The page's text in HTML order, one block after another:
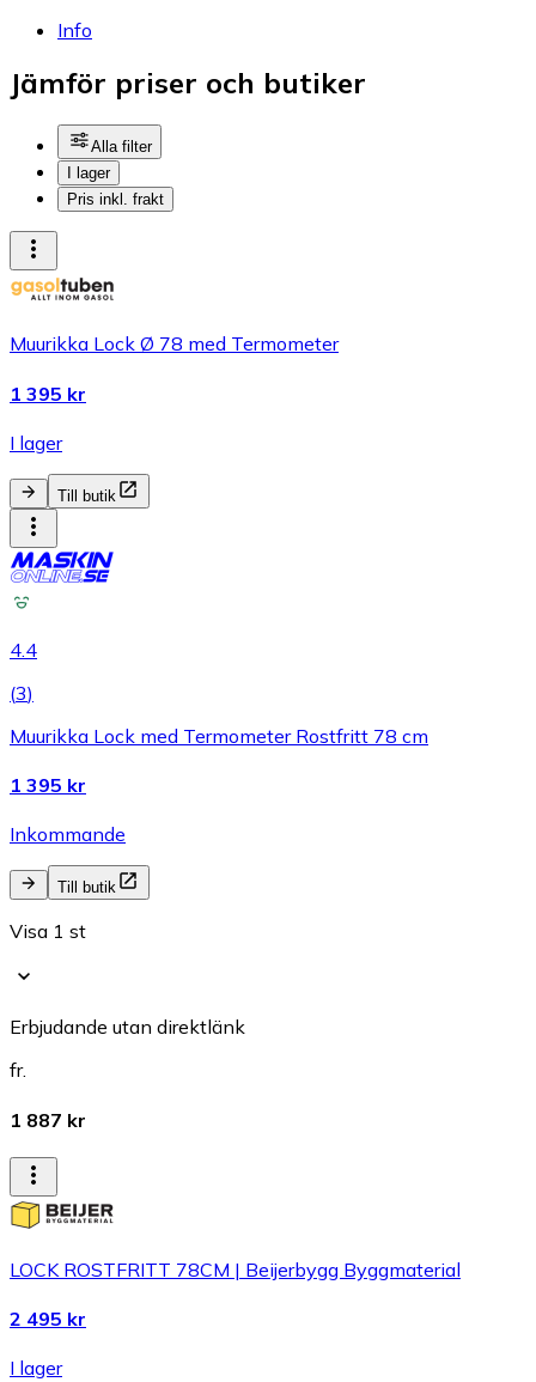
Info
Jämför priser och butiker
Alla filter
I lager
Pris inkl. frakt
Muurikka Lock Ø 78 med Termometer
1 395 kr
I lager
Till butik
4.4
(3)
Muurikka Lock med Termometer Rostfritt 78 cm
1 395 kr
Inkommande
Till butik
Visa 1 st
Erbjudande utan direktlänk
fr.
1 887 kr
LOCK ROSTFRITT 78CM | Beijerbygg Byggmaterial
2 495 kr
I lager